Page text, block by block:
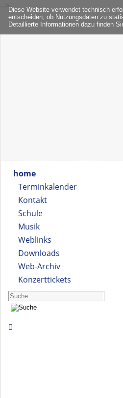
Diese Website verwendet technisch
entscheiden, ob Nutzungsdaten zu
Detaillierte Informationen dazu finden
-->
home
Terminkalender
Kontakt
Schule
Musik
Weblinks
Downloads
Web-Archiv
Konzerttickets